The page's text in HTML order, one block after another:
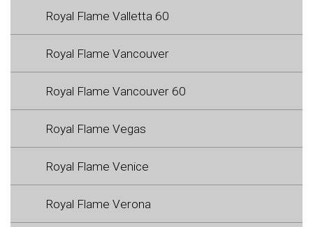
Royal Flame Valletta 60
Royal Flame Vancouver
Royal Flame Vancouver 60
Royal Flame Vegas
Royal Flame Venice
Royal Flame Verona